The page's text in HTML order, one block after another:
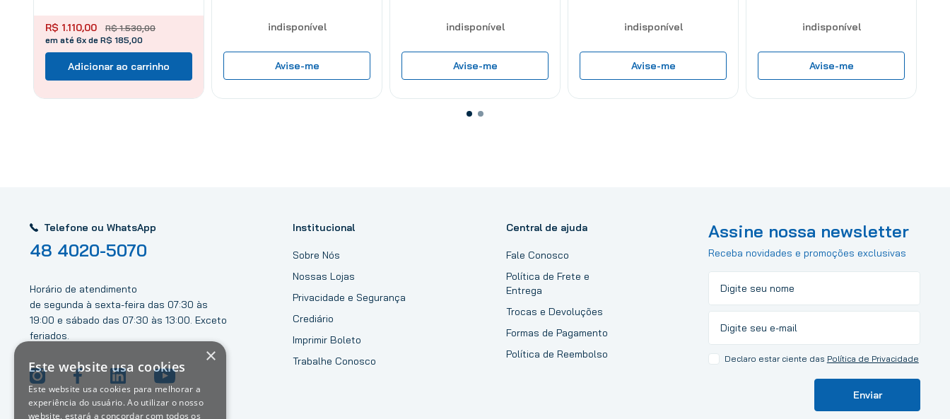
R$ 1.530,00
R$ 1.110,00
em até 6x de R$ 185,00
Adicionar ao carrinho
indisponível
Avise-me
indisponível
Avise-me
indisponível
Avise-me
indisponível
Avise-me
Telefone ou WhatsApp
48 4020-5070
Horário de atendimento
de segunda à sexta-feira das 07:30 às
19:00 e sábado das 07:30 às 13:00. Exceto
feriados.
Institucional
Sobre Nós
Nossas Lojas
Privacidade e Segurança
Crediário
Imprimir Boleto
Trabalhe Conosco
Central de ajuda
Fale Conosco
Política de Frete e
Entrega
Trocas e Devoluções
Formas de Pagamento
Política de Reembolso
Assine nossa newsletter
Receba novidades e promoções exclusivas
Declaro estar ciente das Política de Privacidade
Enviar
×
Este website usa cookies
Este website usa cookies para melhorar a
experiência do usuário. Ao utilizar o nosso
website, estará a concordar com todos os